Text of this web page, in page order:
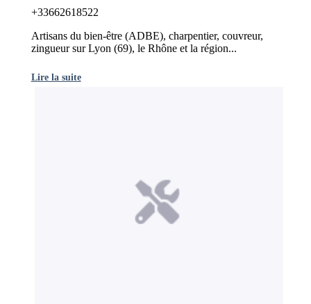
+33662618522
Artisans du bien-être (ADBE), charpentier, couvreur,
zingueur sur Lyon (69), le Rhône et la région...
Lire la suite